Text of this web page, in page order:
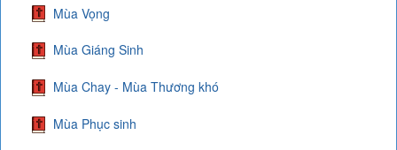
Mùa Vọng
Mùa Giáng Sinh
Mùa Chay - Mùa Thương khó
Mùa Phục sinh